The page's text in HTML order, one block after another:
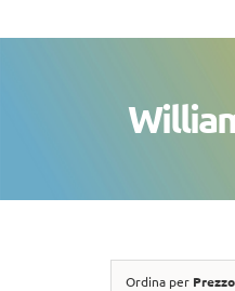
Ordina per Prezzo